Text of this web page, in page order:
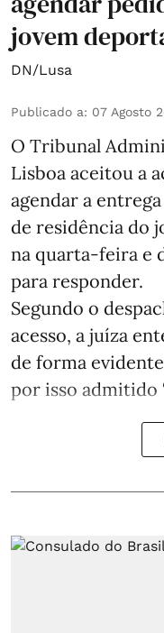
jovem
DN/Lusa
Publicado a: 07 Agosto
O Tribunal
Lisboa aceitou a
agendar a
de residência do
na quarta-feira e
para responder.
Segundo o
acesso, a juíza
de forma
por isso admitido